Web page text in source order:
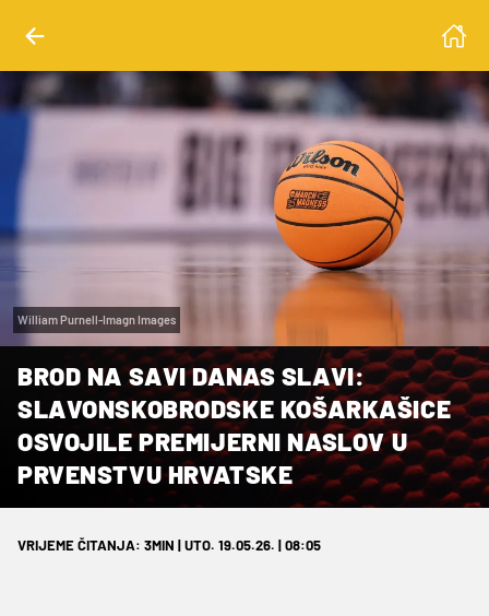
William Purnell-Imagn Images
BROD NA SAVI DANAS SLAVI:
SLAVONSKOBRODSKE KOŠARKAŠICE
OSVOJILE PREMIJERNI NASLOV U
PRVENSTVU HRVATSKE
VRIJEME ČITANJA: 3MIN | UTO. 19.05.26. | 08:05